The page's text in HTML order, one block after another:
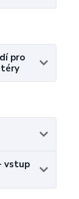
pro
vstup